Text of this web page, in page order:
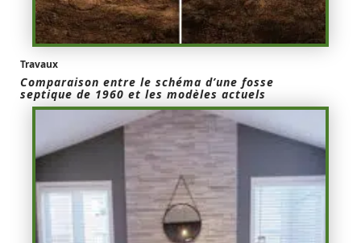
Travaux
Comparaison entre le schéma d’une fosse
septique de 1960 et les modèles actuels